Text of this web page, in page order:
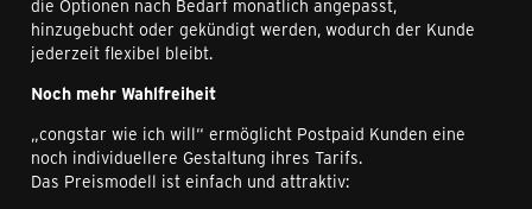
die Optionen nach Bedarf monatlich angepasst,
hinzugebucht oder gekündigt werden, wodurch der Kunde
jederzeit flexibel bleibt.
Noch mehr Wahlfreiheit
„congstar wie ich will“ ermöglicht Postpaid Kunden eine
noch individuellere Gestaltung ihres Tarifs.
Das Preismodell ist einfach und attraktiv: